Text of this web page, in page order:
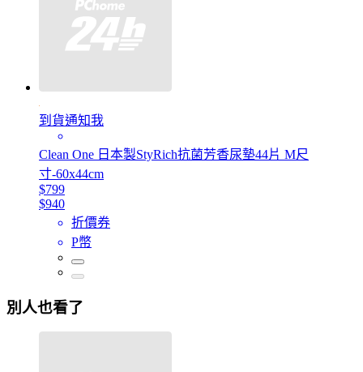
到貨通知我
Clean One 日本製StyRich抗菌芳香尿墊44片 M尺
寸-60x44cm
$799
$940
折價券
P幣
別人也看了